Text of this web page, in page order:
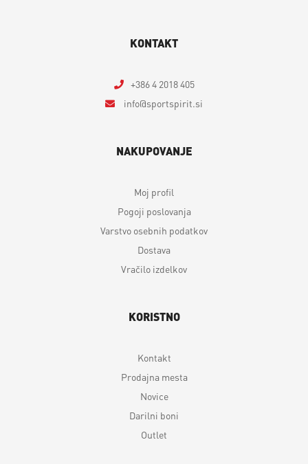
KONTAKT
+386 4 2018 405
info
sportspirit.si
NAKUPOVANJE
Moj profil
Pogoji poslovanja
Varstvo osebnih podatkov
Dostava
Vračilo izdelkov
KORISTNO
Kontakt
Prodajna mesta
Novice
Darilni boni
Outlet